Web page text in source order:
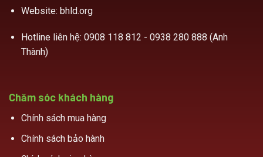
Website: bhld.org
Hotline liên hệ: 0908 118 812 - 0938 280 888 (Anh
Thành)
Chăm sóc khách hàng
Chính sách mua hàng
Chính sách bảo hành